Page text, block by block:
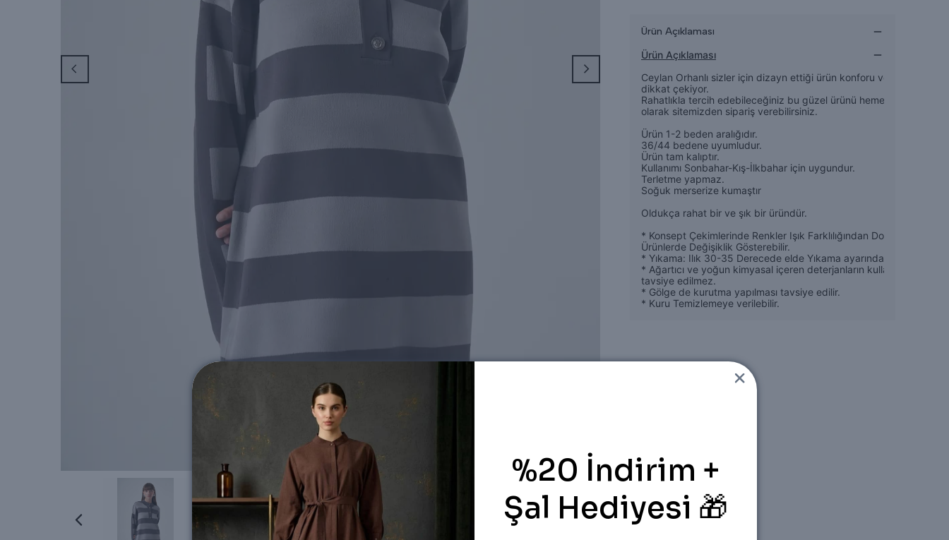
Ürün Açıklaması
Ürün Açıklaması
Ceylan Orhanlı sizler için dizayn ettiği ürün konforu ve şıklığı ile
dikkat çekiyor.
Rahatlıkla tercih edebileceğiniz bu güzel ürünü hemen online
olarak sitemizden sipariş verebilirsiniz.
Ürün 1-2 beden aralığıdır.
36/44 bedene uyumludur.
Ürün tam kalıptır.
Kullanımı Sonbahar-Kış-İlkbahar için uygundur.
Terletme yapmaz.
Soğuk merserize kumaştır
Oldukça rahat bir ve şık bir üründür.
* Konsept Çekimlerinde Renkler Işık Farklılığından Dolayı Bazı
Ürünlerde Değişiklik Gösterebilir.
* Yıkama: Ilık 30-35 Derecede elde Yıkama ayarında Yapılabilir,
* Ağartıcı ve yoğun kimyasal içeren deterjanların kullanılması
tavsiye edilmez.
* Gölge de kurutma yapılması tavsiye edilir.
* Kuru Temizlemeye verilebilir.
%20 İndirim +
Şal Hediyesi 🎁